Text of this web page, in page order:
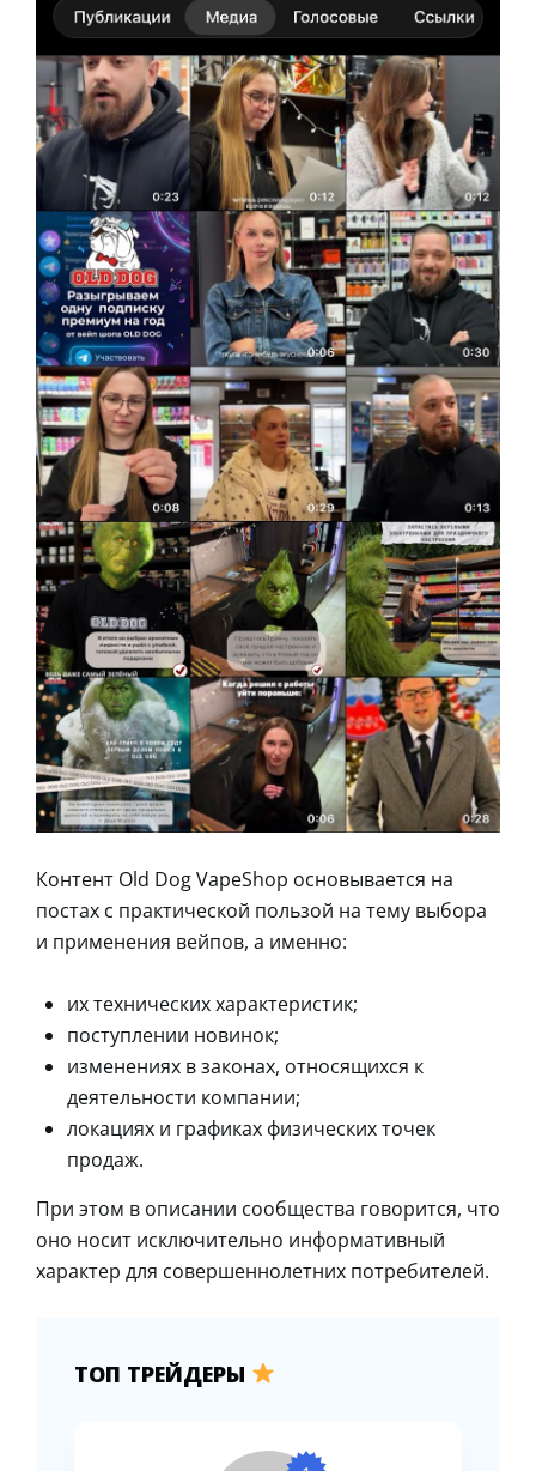
Контент Old Dog VapeShop основывается на
постах с практической пользой на тему выбора
и применения вейпов, а именно:
их технических характеристик;
поступлении новинок;
изменениях в законах, относящихся к
деятельности компании;
локациях и графиках физических точек
продаж.
При этом в описании сообщества говорится, что
оно носит исключительно информативный
характер для совершеннолетних потребителей.
ТОП ТРЕЙДЕРЫ